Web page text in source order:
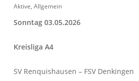
Aktive, Allgemein
Sonntag 03.05.2026
Kreisliga A4
SV Renquishausen – FSV